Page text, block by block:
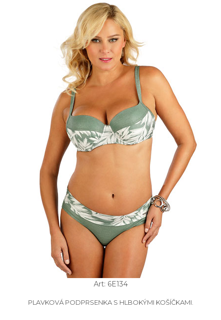
Art: 6E134
PLAVKOVÁ PODPRSENKA S HLBOKÝMI KOŠÍČKAMI.